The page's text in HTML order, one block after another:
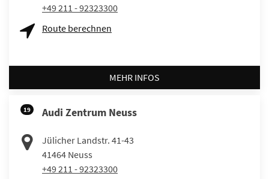
+49 211 - 92323300
Route berechnen
MEHR INFOS
19 Audi Zentrum Neuss
Jülicher Landstr. 41-43
41464 Neuss
+49 211 - 92323300